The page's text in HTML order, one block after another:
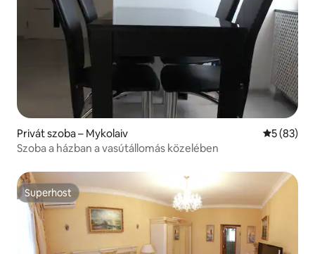
Privát szoba – Mykolaiv Átlagos
5 (83)
Szoba a házban a vasútállomás közelében
Superhost
Superhost